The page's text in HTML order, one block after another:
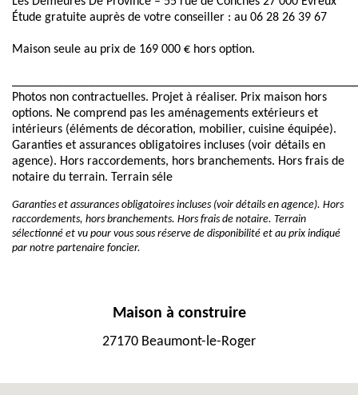
Étude gratuite auprès de votre conseiller : au 06 28 26 39 67
Maison seule au prix de 169 000 € hors option.
Photos non contractuelles. Projet à réaliser. Prix maison hors
options. Ne comprend pas les aménagements extérieurs et
intérieurs (éléments de décoration, mobilier, cuisine équipée).
Garanties et assurances obligatoires incluses (voir détails en
agence). Hors raccordements, hors branchements. Hors frais de
notaire du terrain. Terrain séle
Garanties et assurances obligatoires incluses (voir détails en agence). Hors
raccordements, hors branchements. Hors frais de notaire. Terrain
sélectionné et vu pour vous sous réserve de disponibilité et au prix indiqué
par notre partenaire foncier.
Maison à construire
27170 Beaumont-le-Roger